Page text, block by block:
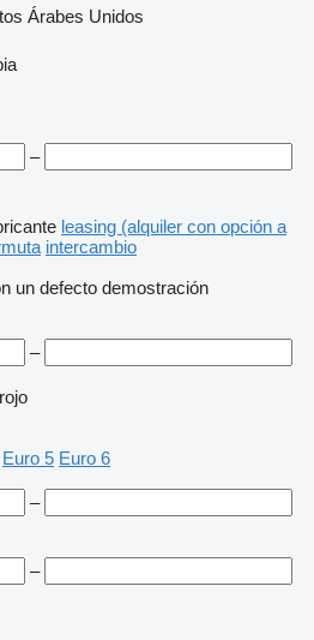
Árabes Unidos
–
leasing (alquiler con opción a
intercambio
un defecto demostración
–
rojo
Euro 5 Euro 6
–
–